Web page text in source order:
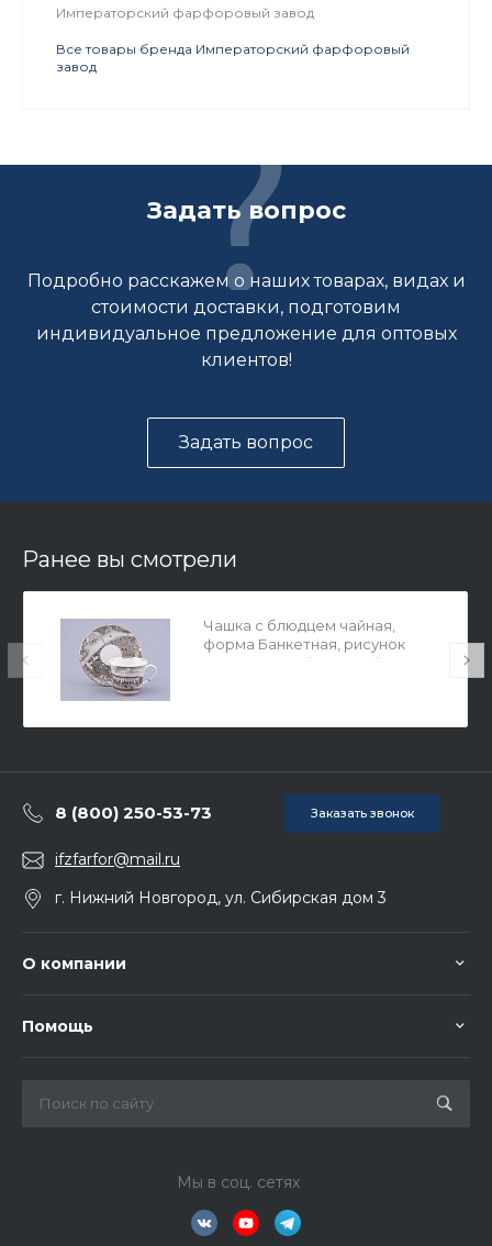
Императорский фарфоровый завод
Все товары бренда Императорский фарфоровый
завод
Задать вопрос
Подробно расскажем о наших товарах, видах и
стоимости доставки, подготовим
индивидуальное предложение для оптовых
клиентов!
Задать вопрос
Ранее вы смотрели
Чашка с блюдцем чайная,
форма Банкетная, рисунок
Великолепный Невский Малая
8 (800) 250-53-73 Заказать звонок
ifzfarfor@mail.ru
г. Нижний Новгород, ул. Сибирская дом 3
О компании
Помощь
Мы в соц. сетях